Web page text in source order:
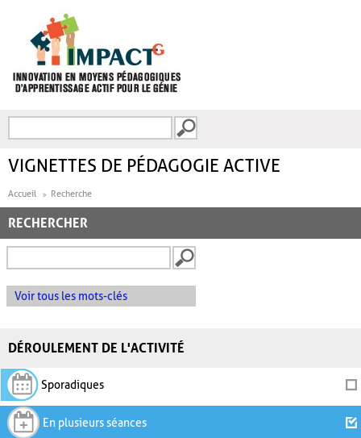
FORMULAIRE DE
VIGNETTES DE PÉDAGOGIE ACTIVE
Accueil Recherche
RECHERCHER
Voir tous les mots-clés
DÉROULEMENT DE L'ACTIVITÉ
Sporadiques
En plusieurs séances